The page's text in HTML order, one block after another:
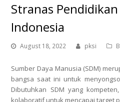
Stranas
Indonesia
August 18, 2022 pksi
Sumber Daya Manusia (SDM)
bangsa saat ini untuk
Dibutuhkan SDM yang
kolaboratif untuk mencapai target